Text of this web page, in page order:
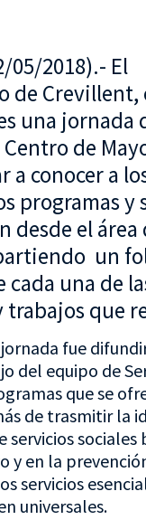
05/2018).- El
de Crevillent,
una jornada
de
a conocer a
programas y
desde el área
un
una de
trabajos que
fue
del equipo de
que se
de trasmitir la
servicios sociales
y en la
servicios
universales.